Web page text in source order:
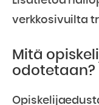
verkkosivuilta
Mitä
odotetaan?